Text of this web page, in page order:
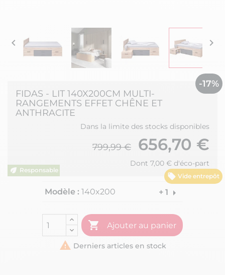
 
Vide entrepôt
-17%
FIDAS - LIT 140X200CM MULTI-
RANGEMENTS EFFET CHÊNE ET
ANTHRACITE
Dans la limite des stocks disponibles
799,99 € 656,70 €
Dont 7,00 € d'éco-part
Modèle : 140x200 + 1 arrow_right
 Ajouter au panier
 Derniers articles en stock